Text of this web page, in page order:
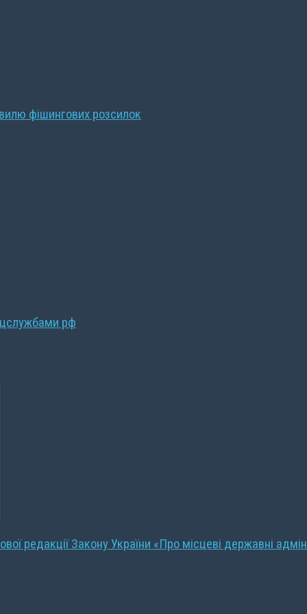
фішингових розсилок
рф
редакції Закону України «Про місцеві державні